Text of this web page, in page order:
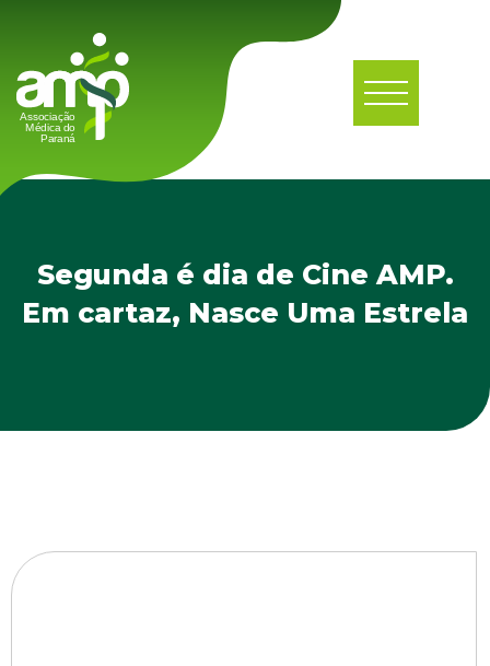
Segunda é dia de Cine AMP.
Em cartaz, Nasce Uma Estrela